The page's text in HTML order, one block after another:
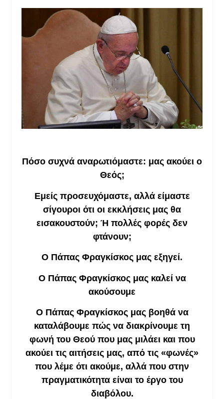
Πόσο συχνά αναρωτιόμαστε: μας ακούει ο
Θεός;
Εμείς προσευχόμαστε, αλλά είμαστε
σίγουροι ότι οι εκκλήσεις μας θα
εισακουστούν; Ή πολλές φορές δεν
φτάνουν;
Ο Πάπας Φραγκίσκος μας εξηγεί.
Ο Πάπας Φραγκίσκος μας καλεί να
ακούσουμε
Ο Πάπας Φραγκίσκος μας βοηθά να
καταλάβουμε πώς να διακρίνουμε τη
φωνή του Θεού που μας μιλάει και που
ακούει τις αιτήσεις μας, από τις «φωνές»
που λέμε ότι ακούμε, αλλά που στην
πραγματικότητα είναι το έργο του
διαβόλου.